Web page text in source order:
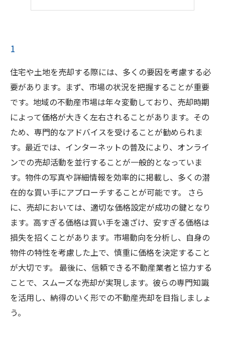
1
住宅や土地を売却する際には、多くの要因を考慮する必
要があります。まず、市場の状況を把握することが重要
です。地域の不動産市場は年々変動しており、売却時期
によって価格が大きく左右されることがあります。その
ため、専門的なアドバイスを受けることが勧められま
す。最近では、インターネットの普及により、オンライ
ンでの売却活動を並行することが一般的となっていま
す。物件の写真や詳細情報を効率的に掲載し、多くの潜
在的な買い手にアプローチすることが可能です。 さら
に、売却においては、適切な価格設定が成功の鍵となり
ます。高すぎる価格は買い手を遠ざけ、安すぎる価格は
損失を招くことがあります。市場動向を分析し、自身の
物件の特性を考慮した上で、慎重に価格を決定すること
が大切です。 最後に、信頼できる不動産業者と協力する
ことで、スムーズな売却が実現します。彼らの専門知識
を活用し、納得のいく形での不動産売却を目指しましょ
う。